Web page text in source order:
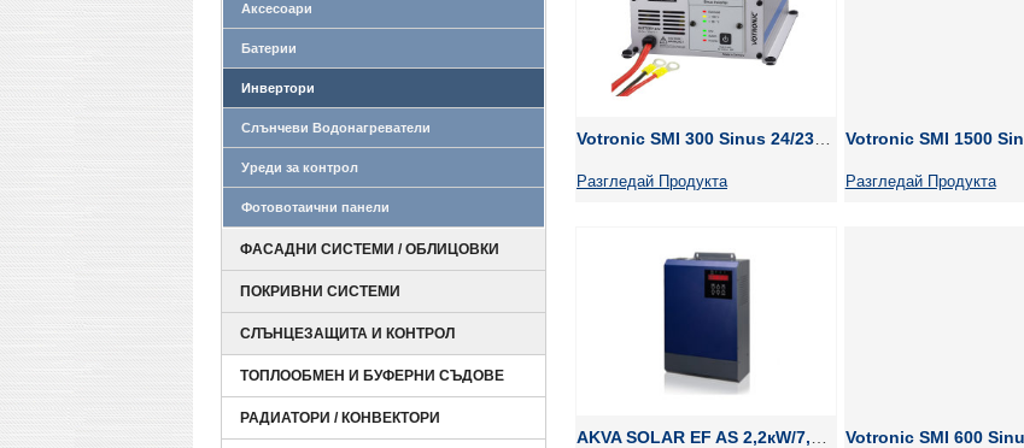
Аксесоари
Батерии
Инвертори
Слънчеви Водонагреватели
Уреди за контрол
Фотовотаични панели
ФАСАДНИ СИСТЕМИ / ОБЛИЦОВКИ
ПОКРИВНИ СИСТЕМИ
СЛЪНЦЕЗАЩИТА И КОНТРОЛ
ТОПЛООБМЕН И БУФЕРНИ СЪДОВЕ
РАДИАТОРИ / КОНВЕКТОРИ
Разгледай Продукта Разгледай Продукта